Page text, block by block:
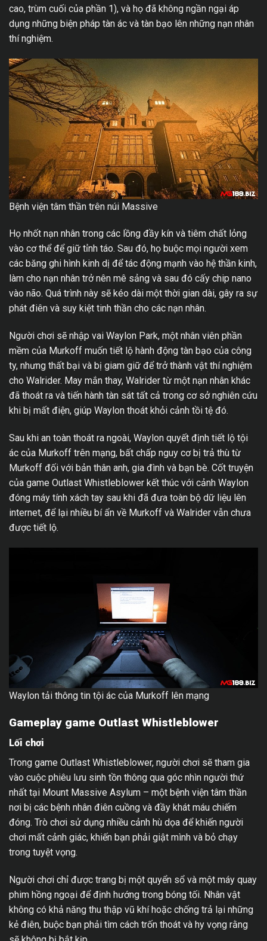
cao, trùm cuối của phần 1), và họ đã không ngần ngại áp
dụng những biện pháp tàn ác và tàn bạo lên những nạn nhân
thí nghiệm.
Bệnh viện tâm thần trên núi Massive
Họ nhốt nạn nhân trong các lồng đầy kín và tiêm chất lỏng
vào cơ thể để giữ tỉnh táo. Sau đó, họ buộc mọi người xem
các băng ghi hình kinh dị để tác động mạnh vào hệ thần kinh,
làm cho nạn nhân trở nên mê sảng và sau đó cấy chip nano
vào não. Quá trình này sẽ kéo dài một thời gian dài, gây ra sự
phát điên và suy kiệt tinh thần cho các nạn nhân.
Người chơi sẽ nhập vai Waylon Park, một nhân viên phần
mềm của Murkoff muốn tiết lộ hành động tàn bạo của công
ty, nhưng thất bại và bị giam giữ để trở thành vật thí nghiệm
cho Walrider. May mắn thay, Walrider từ một nạn nhân khác
đã thoát ra và tiến hành tàn sát tất cả trong cơ sở nghiên cứu
khi bị mất điện, giúp Waylon thoát khỏi cảnh tồi tệ đó.
Sau khi an toàn thoát ra ngoài, Waylon quyết định tiết lộ tội
ác của Murkoff trên mạng, bất chấp nguy cơ bị trả thù từ
Murkoff đối với bản thân anh, gia đình và bạn bè. Cốt truyện
của game Outlast Whistleblower kết thúc với cảnh Waylon
đóng máy tính xách tay sau khi đã đưa toàn bộ dữ liệu lên
internet, để lại nhiều bí ẩn về Murkoff và Walrider vẫn chưa
được tiết lộ.
Waylon tải thông tin tội ác của Murkoff lên mạng
Gameplay game Outlast Whistleblower
Lối chơi
Trong game Outlast Whistleblower, người chơi sẽ tham gia
vào cuộc phiêu lưu sinh tồn thông qua góc nhìn người thứ
nhất tại Mount Massive Asylum – một bệnh viện tâm thần
nơi bị các bệnh nhân điên cuồng và đầy khát máu chiếm
đóng. Trò chơi sử dụng nhiều cảnh hù dọa để khiến người
chơi mất cảnh giác, khiến bạn phải giật mình và bỏ chạy
trong tuyệt vọng.
Người chơi chỉ được trang bị một quyển sổ và một máy quay
phim hồng ngoại để định hướng trong bóng tối. Nhân vật
không có khả năng thu thập vũ khí hoặc chống trả lại những
kẻ điên, buộc bạn phải tìm cách trốn thoát và hy vọng rằng